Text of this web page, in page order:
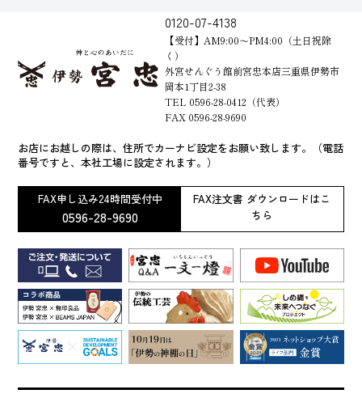
0120-07-4138
【受付】AM9:00～PM4:00（土日祝除
く）
外宮せんぐう館前宮忠本店三重県伊勢市
岡本1丁目2-38
TEL 0596-28-0412（代表）
FAX 0596-28-9690
お店にお越しの際は、住所でカーナビ設定をお願い致します。（電話
番号ですと、本社工場に設定されます。）
FAX申し込み24時間受付中
0596-28-9690
FAX注文書 ダウンロードはこ
ちら